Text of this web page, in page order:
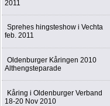
2011
Sprehes hingsteshow i Vechta
feb. 2011
Oldenburger Kåringen 2010
Althengsteparade
Kåring i Oldenburger Verband
18-20 Nov 2010